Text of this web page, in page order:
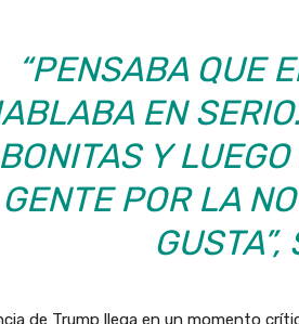
“PENSABA QUE
EN
BONITAS Y
GENTE POR LA
GUSTA”,
de Trump llega en un momento